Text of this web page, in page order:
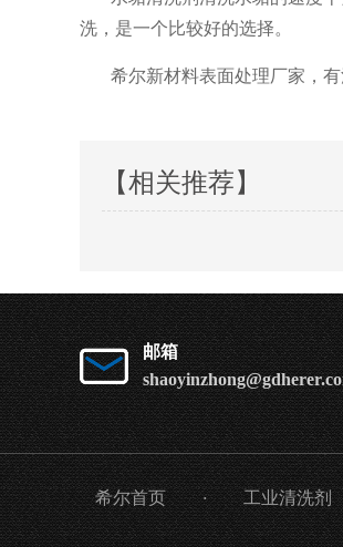
洗，是一个比较好的选择。
希尔新材料表面处理厂家，
【相关推荐】
邮箱
希尔首页 · 工业清洗剂